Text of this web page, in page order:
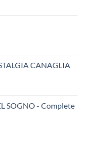
CANAGLIA
SOGNO - Complete